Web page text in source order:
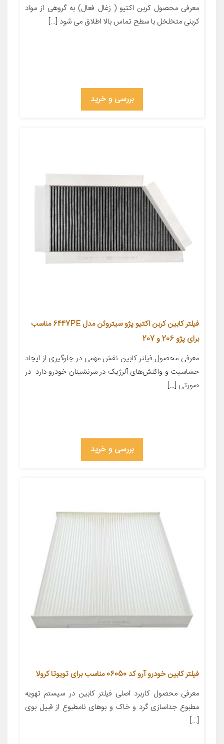
معرفی محصول کربن اکتیو ( زغال فعال) به گروهی از مواد
کربنی متخلخل با سطح تماس بالا اطلاق می شود […]
بررسی و خرید
فیلتر کابین کربن اکتیو پژو سیتروئن مدل 6447PE مناسب
برای پژو 206 و 207
معرفی محصول فیلتر کابین نقش مهمی در جلوگیری از ایجاد
حساسیت و واکنش‌های آلرژیک در سرنشینان خودرو دارد. در
صورتی […]
بررسی و خرید
فیلتر کابین خودرو آرو کد 06050 مناسب برای تویوتا کرولا
معرفی محصول کاربرد اصلی فیلتر کابین در سیستم تهویه
مطبوع جداسازی گرد و خاک و بوهای نامطبوع از قبیل بوی
[…]